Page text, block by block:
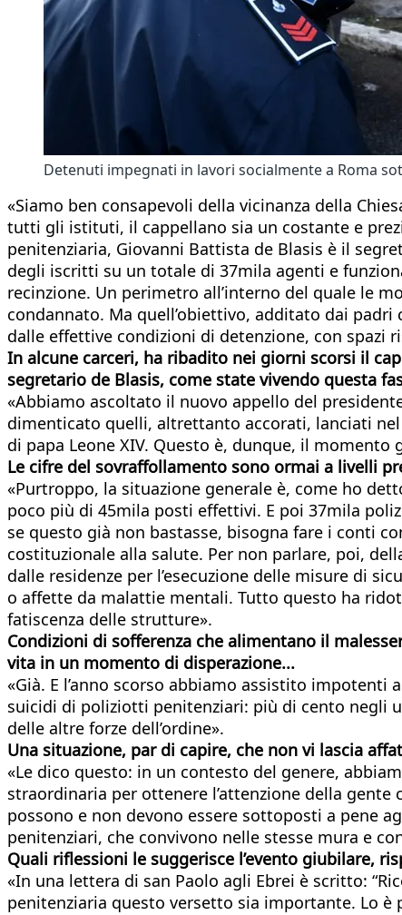
Detenuti impegnati in lavori socialmente a Roma
«Siamo ben consapevoli della vicinanza della
tutti gli istituti, il cappellano sia un costante e
penitenziaria, Giovanni Battista de Blasis è il
degli iscritti su un totale di 37mila agenti e
recinzione. Un perimetro all’interno del quale le
condannato. Ma quell’obiettivo, additato dai
dalle effettive condizioni di detenzione, con spazi
In alcune carceri, ha ribadito nei giorni scorsi il
segretario de Blasis, come state vivendo questa
«Abbiamo ascoltato il nuovo appello del
dimenticato quelli, altrettanto accorati, lanciati nel
di papa Leone XIV. Questo è, dunque, il
Le cifre del sovraffollamento sono ormai a livelli
«Purtroppo, la situazione generale è, come ho
poco più di 45mila posti effettivi. E poi 37mila
se questo già non bastasse, bisogna fare i conti
costituzionale alla salute. Per non parlare, poi,
dalle residenze per l’esecuzione delle misure di
o affette da malattie mentali. Tutto questo ha
fatiscenza delle strutture».
Condizioni di sofferenza che alimentano il
vita in un momento di disperazione...
«Già. E l’anno scorso abbiamo assistito
suicidi di poliziotti penitenziari: più di cento negli
delle altre forze dell’ordine».
Una situazione, par di capire, che non vi lascia
«Le dico questo: in un contesto del genere,
straordinaria per ottenere l’attenzione della
possono e non devono essere sottoposti a pene
penitenziari, che convivono nelle stesse mura e
Quali riflessioni le suggerisce l’evento giubilare,
«In una lettera di san Paolo agli Ebrei è scritto:
penitenziaria questo versetto sia importante. Lo